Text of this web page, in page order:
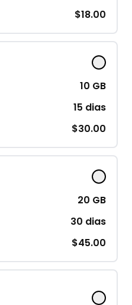
$18.00
10 GB
15 dias
$30.00
20 GB
30 dias
$45.00